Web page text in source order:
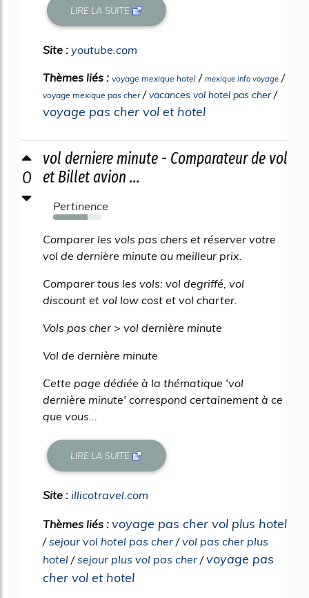
LIRE LA SUITE
Site : youtube.com
Thèmes liés : voyage mexique hotel / mexique info voyage /
voyage mexique pas cher/vacances vol hotel pas cher/
voyage pas cher vol et hotel
0
vol derniere minute - Comparateur de vol
et Billet avion ...
Pertinence
71%
Comparer les vols pas chers et réserver votre
vol de dernière minute au meilleur prix.
Comparer tous les vols: vol degriffé, vol
discount et vol low cost et vol charter.
Vols pas cher > vol dernière minute
Vol de dernière minute
Cette page dédiée à la thématique 'vol
dernière minute' correspond certainement à ce
que vous...
LIRE LA SUITE
Site : illicotravel.com
Thèmes liés : voyage pas cher vol plus hotel
/sejour vol hotel pas cher /vol pas cher plus
hotel /sejour plus vol pas cher /voyage pas
cher vol et hotel